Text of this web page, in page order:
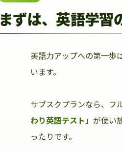
まずは、英語学習
英語力アップへの第一歩
います。
サブスクプランなら、フ
わり英語テスト」 が使い
ったりです。